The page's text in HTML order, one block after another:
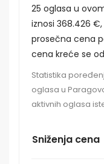
25 oglasa u
iznosi 368.426
prosečna cena
cena kreće se
Statistika
oglasa u
aktivnih oglasa
Sniženja cena